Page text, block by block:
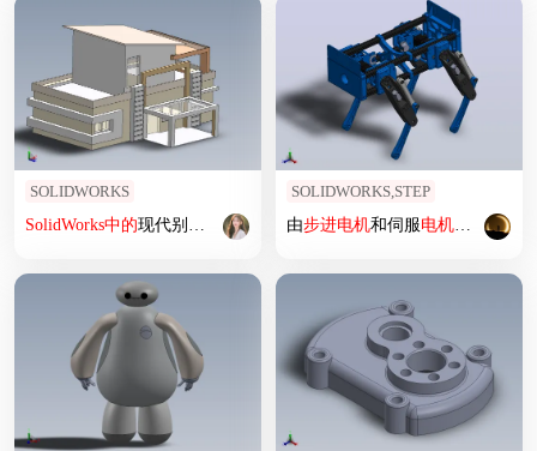
SOLIDWORKS
SolidWorks中的现代别墅 设计18x36
SOLIDWORKS,STEP
由步进电机和伺服电机制成的玩